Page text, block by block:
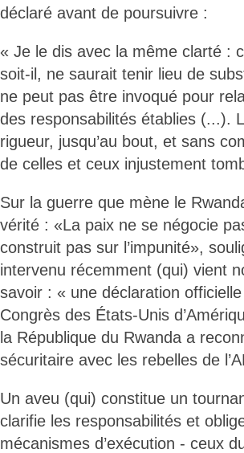
déclaré avant de poursuivre :
« Je le dis avec la même clarté :
soit-il, ne saurait tenir lieu de
ne peut pas être invoqué pour
des responsabilités établies (...).
rigueur, jusqu’au bout, et sans
de celles et ceux injustement
Sur la guerre que mène le
vérité : «La paix ne se négocie
construit pas sur l’impunité»,
intervenu récemment (qui) vient
savoir : « une déclaration
Congrès des États-Unis
la République du Rwanda a
sécuritaire avec les rebelles de
Un aveu (qui) constitue un
clarifie les responsabilités et
mécanismes d’exécution - ceux